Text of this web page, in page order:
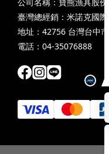
臺灣總經銷：米諾克國際
地址：42756 台灣台中
電話：04-35076888